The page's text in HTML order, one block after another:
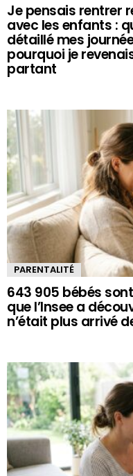
Je pensais rentrer
avec les enfants :
détaillé mes
pourquoi je
partant
PARENTALITÉ
643 905 bébés
que l’Insee a
n’était plus arrivé